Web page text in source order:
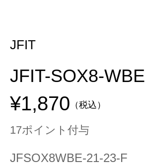
JFIT
JFIT-SOX8-WBE
¥1,870 （税込）
17ポイント付与
JFSOX8WBE-21-23-F